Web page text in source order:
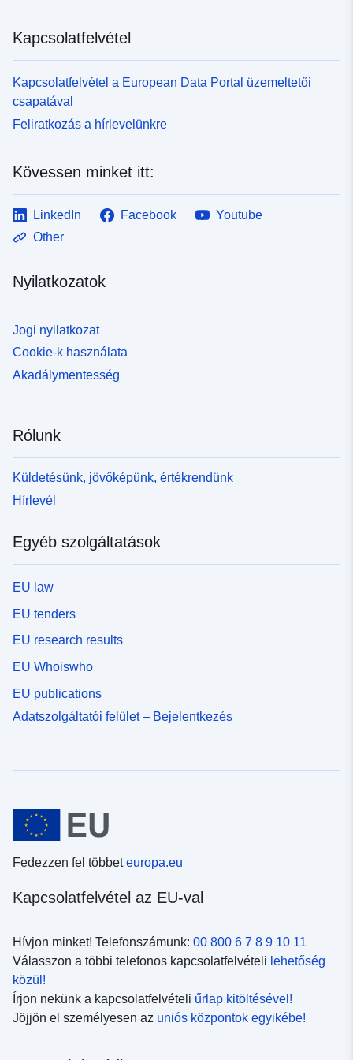
Kapcsolatfelvétel
Kapcsolatfelvétel a European Data Portal üzemeltetői
csapatával
Feliratkozás a hírlevelünkre
Kövessen minket itt:
LinkedIn Facebook
Youtube
Other
Nyilatkozatok
Jogi nyilatkozat
Cookie-k használata
Akadálymentesség
Rólunk
Küldetésünk, jövőképünk, értékrendünk
Hírlevél
Egyéb szolgáltatások
EU law
EU tenders
EU research results
EU Whoiswho
EU publications
Adatszolgáltatói felület – Bejelentkezés
Fedezzen fel többeteuropa.eu
Kapcsolatfelvétel az EU-val
Hívjon minket! Telefonszámunk: 00 800 6 7 8 9 10 11
Válasszon a többi telefonos kapcsolatfelvételi lehetőség
közül!
Írjon nekünk a kapcsolatfelvételi űrlap kitöltésével!
Jöjjön el személyesen az uniós központok egyikébe!